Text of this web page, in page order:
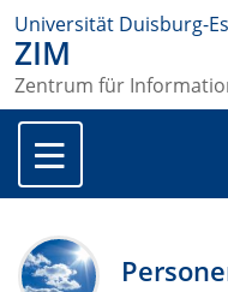
Universität Duisburg-
ZIM
Zentrum für